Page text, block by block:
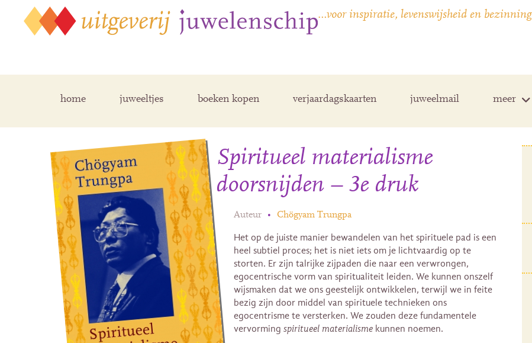
…voor inspiratie, levenswijsheid en bezinning
home juweeltjes boeken kopen verjaardagskaarten juweelmail meer
Spiritueel materialisme
doorsnijden – 3e druk
Auteur • Chögyam Trungpa
Het op de juiste manier bewandelen van het spirituele pad is een
heel subtiel proces; het is niet iets om je lichtvaardig op te
storten. Er zijn talrijke zijpaden die naar een verwrongen,
egocentrische vorm van spiritualiteit leiden. We kunnen onszelf
wijsmaken dat we ons geestelijk ontwikkelen, terwijl we in feite
bezig zijn door middel van spirituele technieken ons
egocentrisme te versterken. We zouden deze fundamentele
vervorming spiritueel materialismekunnen noemen.